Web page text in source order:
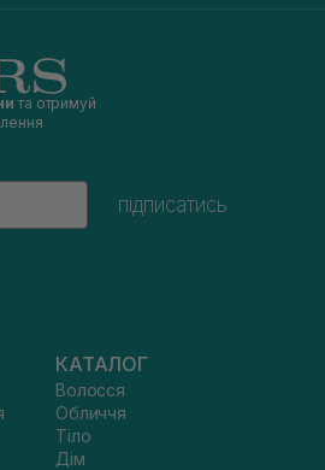
та отримуй
підписатись
КАТАЛОГ
Волосся
Обличчя
Тіло
Дім